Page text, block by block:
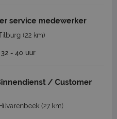
service medewerker
(22 km)
32 - 40 uur
/ Customer
(27 km)